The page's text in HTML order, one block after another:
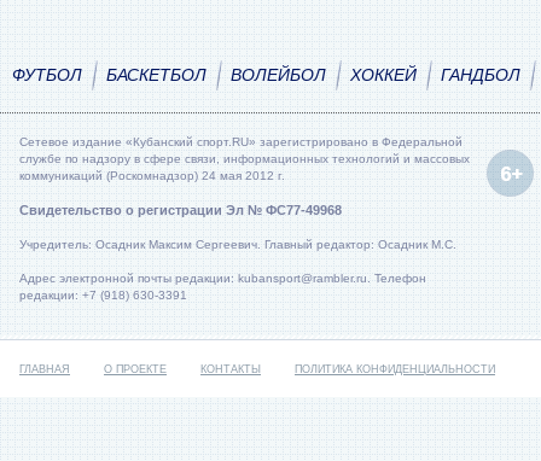
ФУТБОЛ БАСКЕТБОЛ ВОЛЕЙБОЛ ХОККЕЙ ГАНДБОЛ
Сетевое издание «Кубанский спорт.RU» зарегистрировано в Федеральной
службе по надзору в сфере связи, информационных технологий и массовых
коммуникаций (Роскомнадзор) 24 мая 2012 г.
Свидетельство о регистрации Эл № ФС77-49968
Учредитель: Осадник Максим Сергеевич. Главный редактор: Осадник М.С.
Адрес электронной почты редакции: kubansport@rambler.ru. Телефон
редакции: +7 (918) 630-3391
ГЛАВНАЯ О ПРОЕКТЕ КОНТАКТЫ ПОЛИТИКА КОНФИДЕНЦИАЛЬНОСТИ